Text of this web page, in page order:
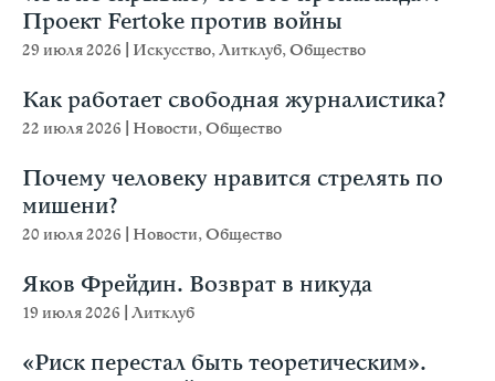
Проект Fertoke против войны
29 июля 2026 Искусство,Литклуб,Общество
Как работает свободная журналистика?
22 июля 2026 Новости,Общество
Почему человеку нравится стрелять по
мишени?
20 июля 2026 Новости,Общество
Яков Фрейдин. Возврат в никуда
19 июля 2026 Литклуб
«Риск перестал быть теоретическим».